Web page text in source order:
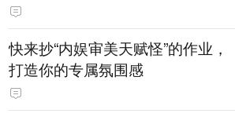
快来抄“内娱审美天赋怪”的作业，
打造你的专属氛围感